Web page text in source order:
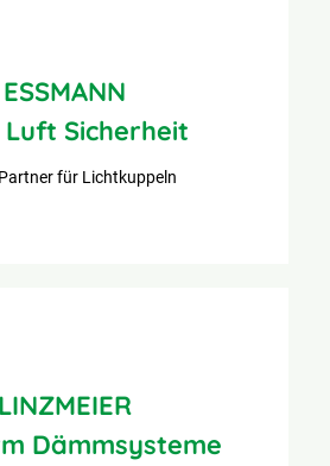
ESSMANN
Luft Sicherheit
für Lichtkuppeln
LINZMEIER
Dämmsysteme